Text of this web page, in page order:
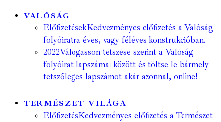
VALÓSÁG
ElőfizetésekKedvezményes előfizetés a Valóság
folyóiratra éves, vagy féléves konstrukcióban.
2022Válogasson tetszése szerint a Valóság
folyóirat lapszámai között és töltse le bármely
tetszőleges lapszámot akár azonnal, online!
TERMÉSZET VILÁGA
ElőfizetésKedvezményes előfizetés a Természet